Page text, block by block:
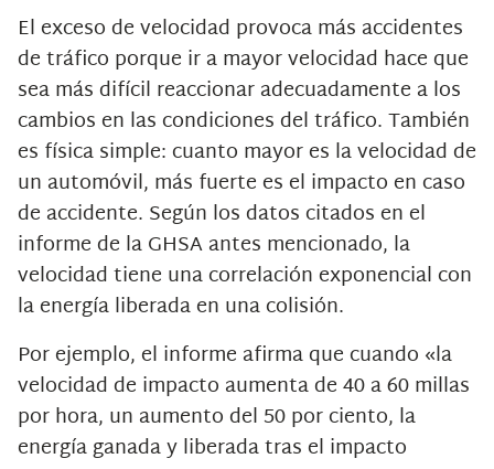
El exceso de velocidad provoca más accidentes
de tráfico porque ir a mayor velocidad hace que
sea más difícil reaccionar adecuadamente a los
cambios en las condiciones del tráfico. También
es física simple: cuanto mayor es la velocidad de
un automóvil, más fuerte es el impacto en caso
de accidente. Según los datos citados en el
informe de la GHSA antes mencionado, la
velocidad tiene una correlación exponencial con
la energía liberada en una colisión.
Por ejemplo, el informe afirma que cuando «la
velocidad de impacto aumenta de 40 a 60 millas
por hora, un aumento del 50 por ciento, la
energía ganada y liberada tras el impacto